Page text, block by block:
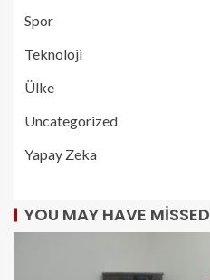
Spor
Teknoloji
Ülke
Uncategorized
Yapay Zeka
YOU MAY HAVE MISSED